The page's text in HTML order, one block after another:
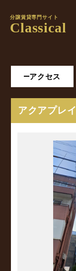
分譲賃貸専門サイト
Classical
アクセス
アクアプレ